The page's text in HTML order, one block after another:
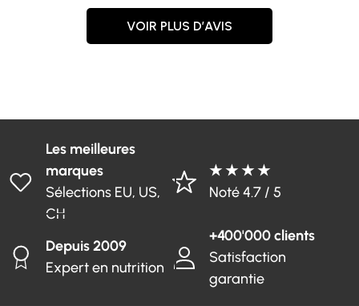
VOIR PLUS D’AVIS
Les meilleures
marques
Sélections EU, US,
CH
★ ★ ★ ★
Noté 4.7 / 5
Depuis 2009
Expert en nutrition
+400'000 clients
Satisfaction
garantie